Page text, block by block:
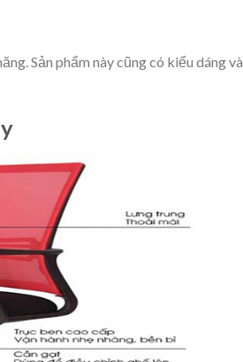
Sản phẩm này cũng có kiểu dáng và